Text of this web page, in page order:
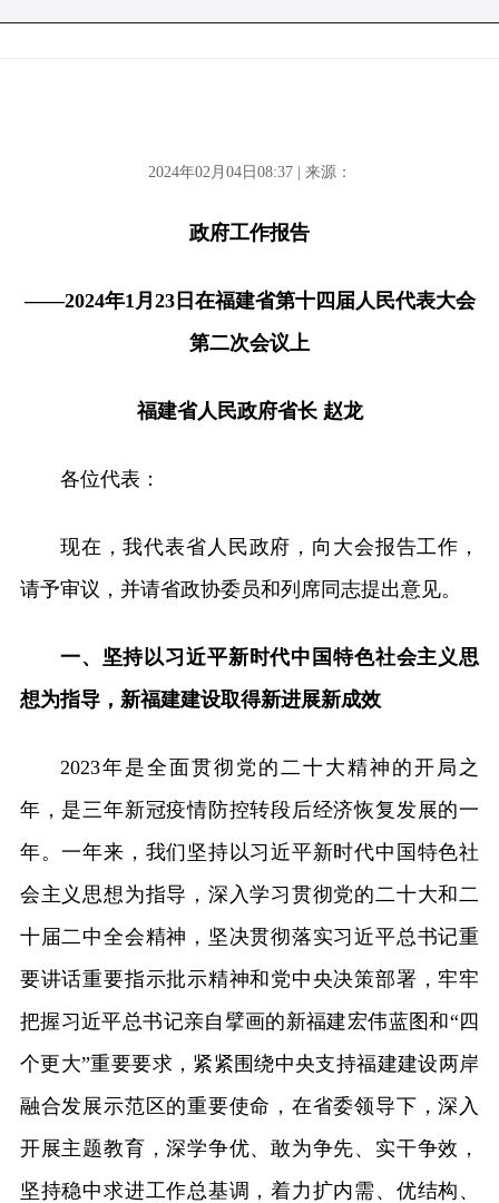
2024年02月04日08:37 | 来源：
政府工作报告
——2024年1月23日在福建省第十四届人民代表大会
第二次会议上
福建省人民政府省长 赵龙
各位代表：
现在，我代表省人民政府，向大会报告工作，
请予审议，并请省政协委员和列席同志提出意见。
一、坚持以习近平新时代中国特色社会主义思
想为指导，新福建建设取得新进展新成效
2023年是全面贯彻党的二十大精神的开局之
年，是三年新冠疫情防控转段后经济恢复发展的一
年。一年来，我们坚持以习近平新时代中国特色社
会主义思想为指导，深入学习贯彻党的二十大和二
十届二中全会精神，坚决贯彻落实习近平总书记重
要讲话重要指示批示精神和党中央决策部署，牢牢
把握习近平总书记亲自擘画的新福建宏伟蓝图和“四
个更大”重要要求，紧紧围绕中央支持福建建设两岸
融合发展示范区的重要使命，在省委领导下，深入
开展主题教育，深学争优、敢为争先、实干争效，
坚持稳中求进工作总基调，着力扩内需、优结构、